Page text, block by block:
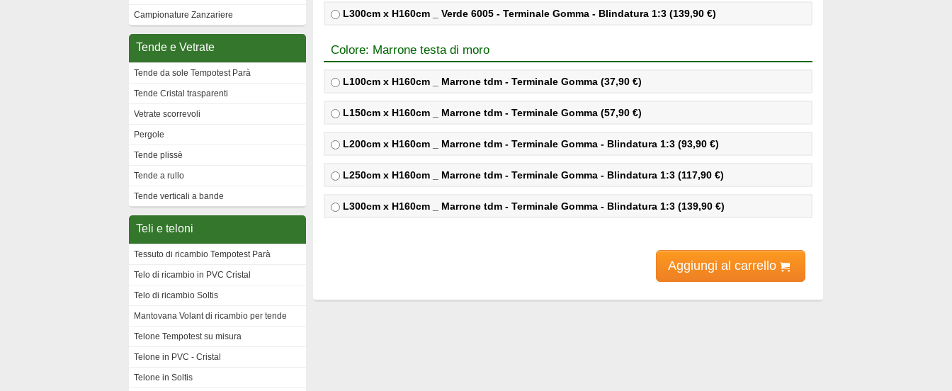
Campionature Zanzariere
Tende e Vetrate
Tende da sole Tempotest Parà
Tende Cristal trasparenti
Vetrate scorrevoli
Pergole
Tende plissè
Tende a rullo
Tende verticali a bande
Teli e teloni
Tessuto di ricambio Tempotest Parà
Telo di ricambio in PVC Cristal
Telo di ricambio Soltis
Mantovana Volant di ricambio per tende
Telone Tempotest su misura
Telone in PVC - Cristal
Telone in Soltis
L300cm x H160cm _ Verde 6005 - Terminale Gomma - Blindatura 1:3 (139,90 €)
Colore: Marrone testa di moro
L100cm x H160cm _ Marrone tdm - Terminale Gomma (37,90 €)
L150cm x H160cm _ Marrone tdm - Terminale Gomma (57,90 €)
L200cm x H160cm _ Marrone tdm - Terminale Gomma - Blindatura 1:3 (93,90 €)
L250cm x H160cm _ Marrone tdm - Terminale Gomma - Blindatura 1:3 (117,90 €)
L300cm x H160cm _ Marrone tdm - Terminale Gomma - Blindatura 1:3 (139,90 €)
Aggiungi al carrello